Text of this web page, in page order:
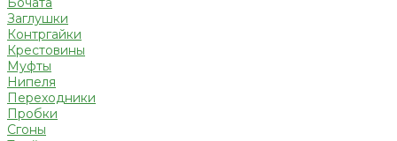
Заглушки
Контргайки
Крестовины
Муфты
Нипеля
Переходники
Пробки
Сгоны